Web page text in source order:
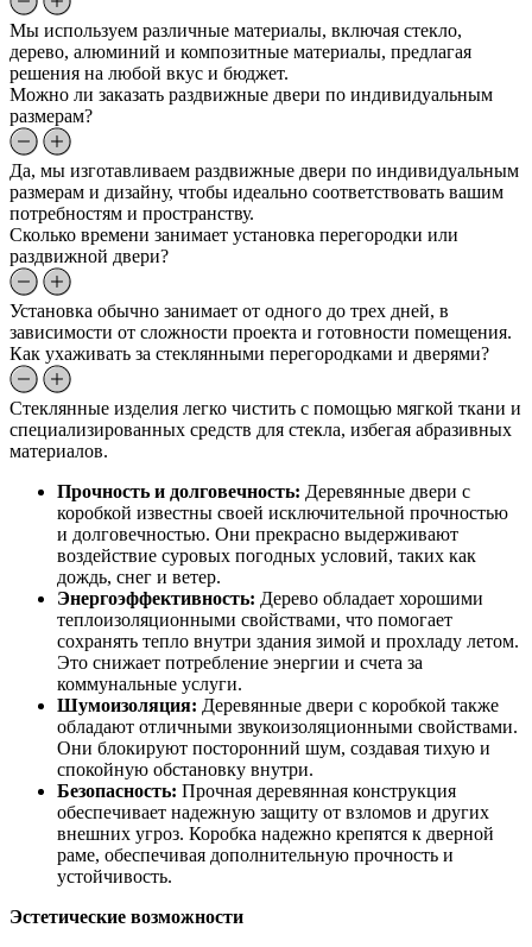
Мы используем различные материалы, включая стекло,
дерево, алюминий и композитные материалы, предлагая
решения на любой вкус и бюджет.
Можно ли заказать раздвижные двери по индивидуальным
размерам?
Да, мы изготавливаем раздвижные двери по индивидуальным
размерам и дизайну, чтобы идеально соответствовать вашим
потребностям и пространству.
Сколько времени занимает установка перегородки или
раздвижной двери?
Установка обычно занимает от одного до трех дней, в
зависимости от сложности проекта и готовности помещения.
Как ухаживать за стеклянными перегородками и дверями?
Стеклянные изделия легко чистить с помощью мягкой ткани и
специализированных средств для стекла, избегая абразивных
материалов.
Прочность и долговечность: Деревянные двери с
коробкой известны своей исключительной прочностью
и долговечностью. Они прекрасно выдерживают
воздействие суровых погодных условий, таких как
дождь, снег и ветер.
Энергоэффективность: Дерево обладает хорошими
теплоизоляционными свойствами, что помогает
сохранять тепло внутри здания зимой и прохладу летом.
Это снижает потребление энергии и счета за
коммунальные услуги.
Шумоизоляция: Деревянные двери с коробкой также
обладают отличными звукоизоляционными свойствами.
Они блокируют посторонний шум, создавая тихую и
спокойную обстановку внутри.
Безопасность: Прочная деревянная конструкция
обеспечивает надежную защиту от взломов и других
внешних угроз. Коробка надежно крепятся к дверной
раме, обеспечивая дополнительную прочность и
устойчивость.
Эстетические возможности